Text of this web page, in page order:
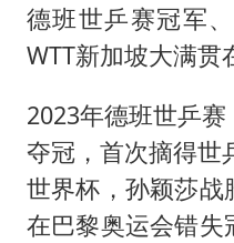
德班世乒赛冠军
WTT新加坡大满贯
2023年德班世乒
夺冠，首次摘得世
世界杯，孙颖莎战
在巴黎奥运会错失